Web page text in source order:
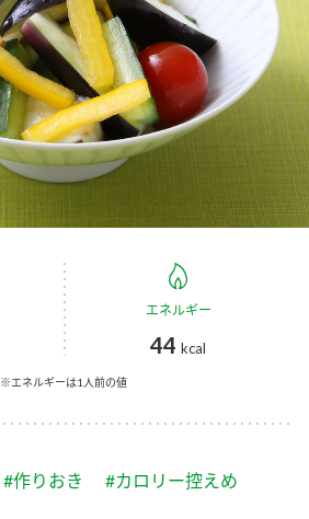
ぽん酢
鍋用調味料
中華
おすしの素
イト
サイト トップ
の歴史
取り組み
ー
エネルギー
44 kcal
※エネルギーは1人前の値
#作りおき
#カロリー控えめ